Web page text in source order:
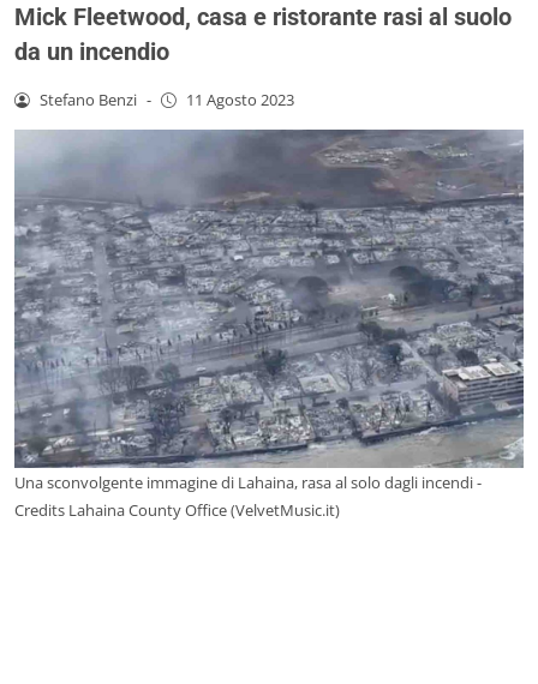
Mick Fleetwood, casa e ristorante rasi al suolo
da un incendio
Stefano Benzi - 11 Agosto 2023
Una sconvolgente immagine di Lahaina, rasa al solo dagli incendi -
Credits Lahaina County Office (VelvetMusic.it)